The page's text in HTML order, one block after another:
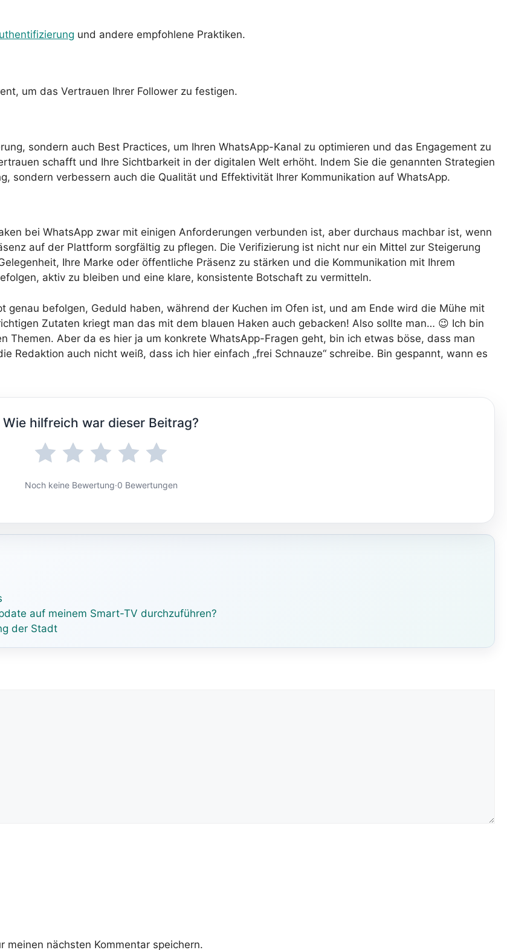
und andere empfohlene Praktiken.
um das Vertrauen Ihrer Follower zu festigen.
sondern auch Best Practices, um Ihren WhatsApp-Kanal zu optimieren und das Engagement zu
schafft und Ihre Sichtbarkeit in der digitalen Welt erhöht. Indem Sie die genannten Strategien
sondern verbessern auch die Qualität und Effektivität Ihrer Kommunikation auf WhatsApp.
bei WhatsApp zwar mit einigen Anforderungen verbunden ist, aber durchaus machbar ist, wenn
auf der Plattform sorgfältig zu pflegen. Die Verifizierung ist nicht nur ein Mittel zur Steigerung
Ihre Marke oder öffentliche Präsenz zu stärken und die Kommunikation mit Ihrem
aktiv zu bleiben und eine klare, konsistente Botschaft zu vermitteln.
genau befolgen, Geduld haben, während der Kuchen im Ofen ist, und am Ende wird die Mühe mit
Zutaten kriegt man das mit dem blauen Haken auch gebacken! Also sollte man… 😉 Ich bin
Themen. Aber da es hier ja um konkrete WhatsApp-Fragen geht, bin ich etwas böse, dass man
Redaktion auch nicht weiß, dass ich hier einfach „frei Schnauze“ schreibe. Bin gespannt, wann es
Wie hilfreich war dieser Beitrag?
Noch keine Bewertung·0 Bewertungen
auf meinem Smart-TV durchzuführen?
der Stadt
nächsten Kommentar speichern.